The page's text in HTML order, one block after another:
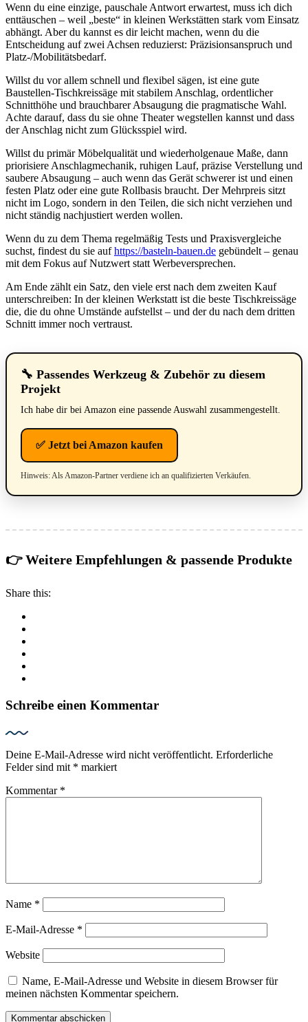
Wenn du eine einzige, pauschale Antwort erwartest, muss ich dich
enttäuschen – weil „beste“ in kleinen Werkstätten stark vom Einsatz
abhängt. Aber du kannst es dir leicht machen, wenn du die
Entscheidung auf zwei Achsen reduzierst: Präzisionsanspruch und
Platz-/Mobilitätsbedarf.
Willst du vor allem schnell und flexibel sägen, ist eine gute
Baustellen-Tischkreissäge mit stabilem Anschlag, ordentlicher
Schnitthöhe und brauchbarer Absaugung die pragmatische Wahl.
Achte darauf, dass du sie ohne Theater wegstellen kannst und dass
der Anschlag nicht zum Glücksspiel wird.
Willst du primär Möbelqualität und wiederholgenaue Maße, dann
priorisiere Anschlagmechanik, ruhigen Lauf, präzise Verstellung und
saubere Absaugung – auch wenn das Gerät schwerer ist und einen
festen Platz oder eine gute Rollbasis braucht. Der Mehrpreis sitzt
nicht im Logo, sondern in den Teilen, die sich nicht verziehen und
nicht ständig nachjustiert werden wollen.
Wenn du zu dem Thema regelmäßig Tests und Praxisvergleiche
suchst, findest du sie aufhttps://basteln-bauen.de gebündelt – genau
mit dem Fokus auf Nutzwert statt Werbeversprechen.
Am Ende zählt ein Satz, den viele erst nach dem zweiten Kauf
unterschreiben: In der kleinen Werkstatt ist die beste Tischkreissäge
die, die du ohne Umstände aufstellst – und der du nach dem dritten
Schnitt immer noch vertraust.
🔧 Passendes Werkzeug & Zubehör zu diesem
Projekt
Ich habe dir bei Amazon eine passende Auswahl zusammengestellt.
✅ Jetzt bei Amazon kaufen
Hinweis: Als Amazon-Partner verdiene ich an qualifizierten Verkäufen.
👉 Weitere Empfehlungen & passende Produkte
Share this:
Schreibe einen Kommentar
Deine E-Mail-Adresse wird nicht veröffentlicht. Erforderliche
Felder sind mit * markiert
Kommentar *
Name *
E-Mail-Adresse *
Website
Name, E-Mail-Adresse und Website in diesem Browser für
meinen nächsten Kommentar speichern.